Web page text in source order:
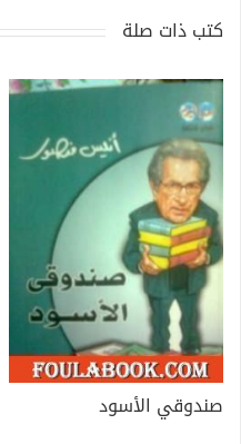
كتب ذات صلة
صندوقي الأسود